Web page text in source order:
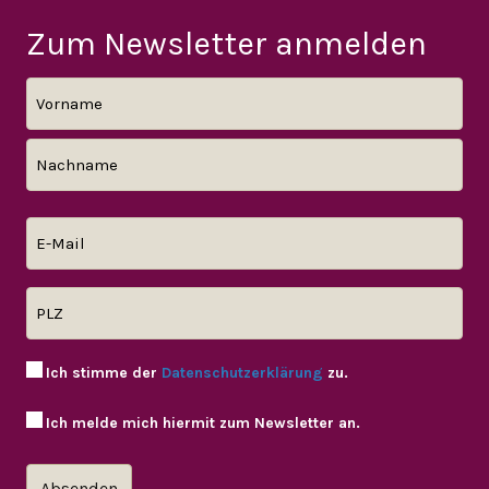
Zum Newsletter anmelden
Ich stimme der Datenschutzerklärung zu.
Ich melde mich hiermit zum Newsletter an.